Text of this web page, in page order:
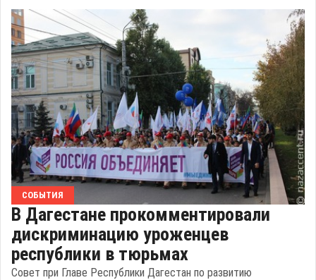
СОБЫТИЯ
В Дагестане прокомментировали
дискриминацию уроженцев
республики в тюрьмах
Совет при Главе Республики Дагестан по развитию